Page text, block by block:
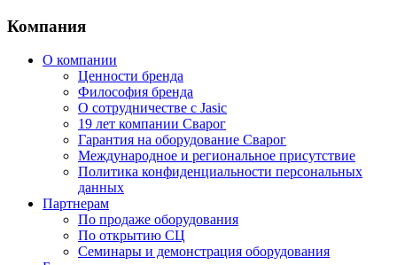
Компания
О компании
Ценности бренда
Философия бренда
О сотрудничестве с Jasic
19 лет компании Сварог
Гарантия на оборудование Сварог
Международное и региональное присутствие
Политика конфиденциальности персональных
данных
Партнерам
По продаже оборудования
По открытию СЦ
Семинары и демонстрация оборудования